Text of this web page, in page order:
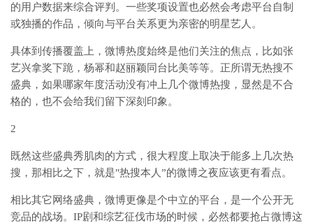
的用户数据来综合评判。一些奖项设置也必然会考虑平台自制
或独播的作品，倾向与平台关系更为亲密的明星艺人。
具体到传播覆盖上，微博热度始终是他们关注的焦点，比如张
艺兴拿奖下跪，杨幂和赵丽颖同台比美等等。正所谓无热搜不
盛典，如果哪家年度活动没有冲上几个微博热搜，显然是不合
格的，也不会给我们留下深刻印象。
2
既然这些盛典秀肌肉的方式，很大程度上取决于能多上几次热
搜，那相比之下，就是"热搜本人”的微博之夜应该更有看点。
相比其它网络盛典，微博更像是个中立的平台，是一个公开无
竞品的战场。IP剧和综艺征伐市场的时候，必然都要抢占微博这